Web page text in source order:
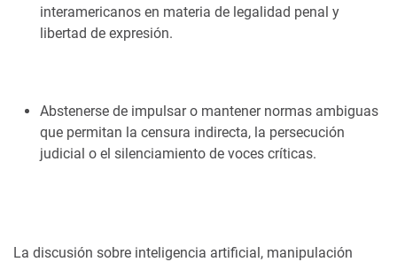
interamericanos en materia de legalidad penal y
libertad de expresión.
Abstenerse de impulsar o mantener normas ambiguas
que permitan la censura indirecta, la persecución
judicial o el silenciamiento de voces críticas.
La discusión sobre inteligencia artificial, manipulación